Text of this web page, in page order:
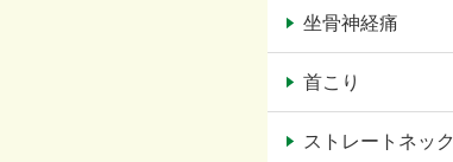
坐骨神経痛
首こり
ストレートネック